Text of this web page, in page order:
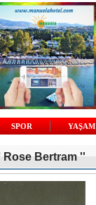
SPOR YAŞAM
Rose Bertram ''